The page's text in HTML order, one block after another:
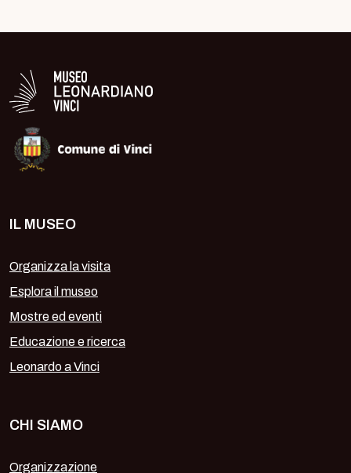
IL MUSEO
Organizza la visita
Esplora il museo
Mostre ed eventi
Educazione e ricerca
Leonardo a Vinci
CHI SIAMO
Organizzazione